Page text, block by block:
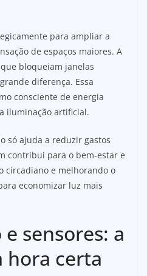
para ampliar a
de espaços maiores. A
bloqueiam janelas
diferença. Essa
consciente de energia
iluminação artificial.
só ajuda a reduzir gastos
contribui para o bem-estar e
circadiano e melhorando o
economizar luz mais
sensores: a
hora certa